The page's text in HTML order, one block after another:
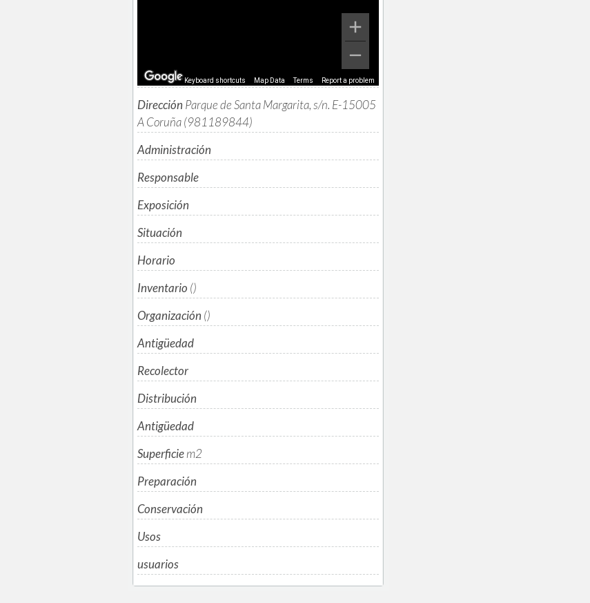
Keyboard shortcuts Map Data Terms Report a problem
Dirección Parque de Santa Margarita, s/n. E-15005
A Coruña (981189844)
Administración
Responsable
Exposición
Situación
Horario
Inventario ()
Organización ()
Antigüedad
Recolector
Distribución
Antigüedad
Superficiem2
Preparación
Conservación
Usos
usuarios